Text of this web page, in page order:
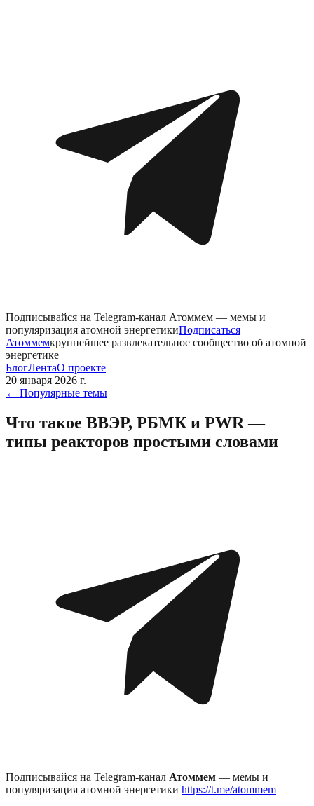
Подписывайся на Telegram-канал Атоммем — мемы и
популяризация атомной энергетикиПодписаться
Атоммемкрупнейшее развлекательное сообщество об атомной
энергетике
БлогЛентаО проекте
20 января 2026 г.
← Популярные темы
Что такое ВВЭР, РБМК и PWR —
типы реакторов простыми словами
Подписывайся на Telegram-канал Атоммем — мемы и
популяризация атомной энергетики https://t.me/atommem